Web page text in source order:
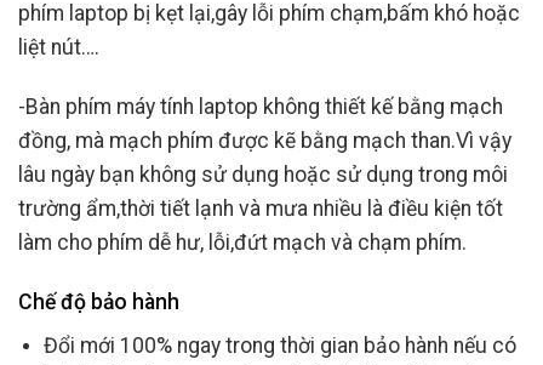
phím laptop bị kẹt lại,gây lỗi phím chạm,bấm khó hoặc
liệt nút….
-Bàn phím máy tính laptop không thiết kế bằng mạch
đồng, mà mạch phím được kẽ bằng mạch than.Vì vậy
lâu ngày bạn không sử dụng hoặc sử dụng trong môi
trường ẩm,thời tiết lạnh và mưa nhiều là điều kiện tốt
làm cho phím dễ hư, lỗi,đứt mạch và chạm phím.
Chế độ bảo hành
Đổi mới 100% ngay trong thời gian bảo hành nếu có